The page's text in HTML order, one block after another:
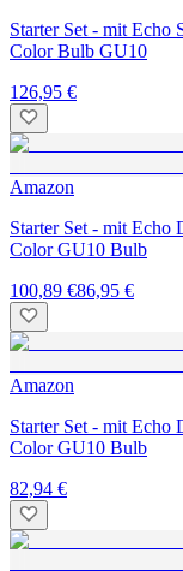
Starter Set - mit Echo
Color Bulb GU10
126,95 €
Amazon
Starter Set - mit
Color GU10 Bulb
100,89 €86,95 €
Amazon
Starter Set - mit
Color GU10 Bulb
82,94 €